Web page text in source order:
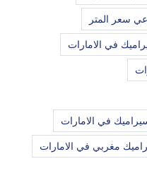
سعر المتر
في الامارات
في الامارات
مغربي في الامارات